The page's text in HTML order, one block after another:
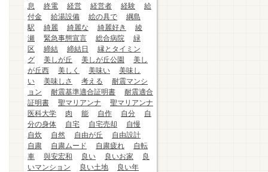
息
終電 経営 経営者 経験
給
付金
給湯設備 絵の具で
綱島
駅
綺麗 綺麗な 綺麗好き
綾
瀬
緊急事態宣言 総合病院
緑
区
締結 締結日
縁とタイミン
グ
美しが丘 美しが丘公園
美し
が丘西
美しく 美味い
美味し
い
美味しさ 考える
耐震マンシ
ョン
耐震基準適合証明書
耐震適合
証明書
聖マリアンナ
聖マリアンナ
医科大学
肉 能 自作 自分
自
分の身体
自宅 自宅売却
自慢
自炊
自然 自由が丘
自由設計
自粛
自粛ムード 自粛疲れ
自転
車
與安宏和 良い 良いお家
良
いマンション
良い土地
良い年